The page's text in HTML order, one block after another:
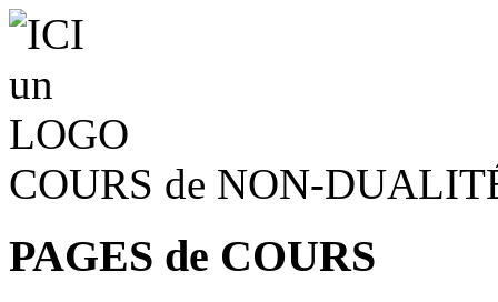
COURS de NON-
PAGES de COURS